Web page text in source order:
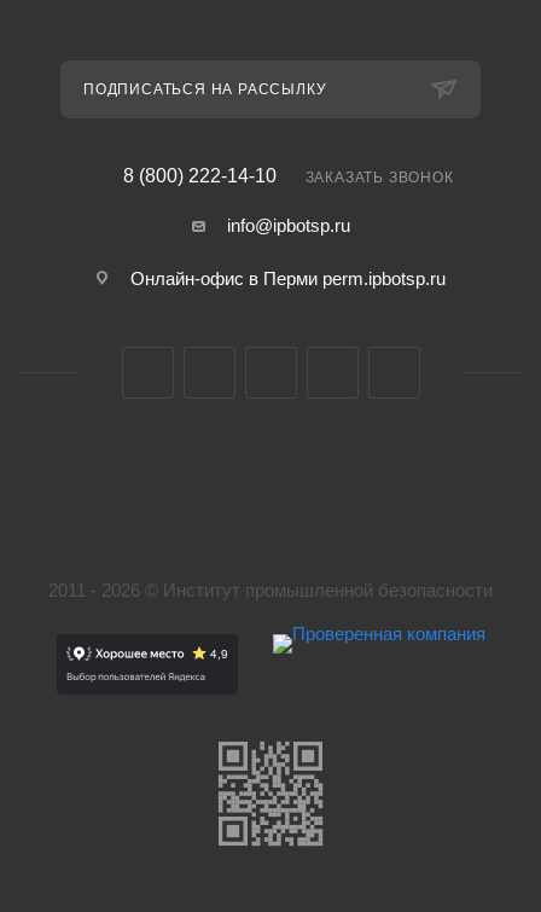
ПОДПИСАТЬСЯ НА РАССЫЛКУ
8 (800) 222-14-10 ЗАКАЗАТЬ ЗВОНОК
info@ipbotsp.ru
Онлайн-офис в Перми perm.ipbotsp.ru
2011 - 2026 © Институт промышленной безопасности